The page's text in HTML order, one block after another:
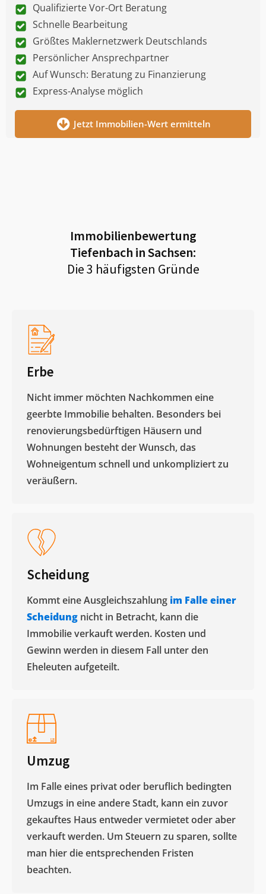
Qualifizierte Vor-Ort Beratung
Schnelle Bearbeitung
Größtes Maklernetzwerk Deutschlands
Persönlicher Ansprechpartner
Auf Wunsch: Beratung zu Finanzierung
Express-Analyse möglich
Jetzt Immobilien-Wert ermitteln
Immobilienbewertung
Tiefenbach in Sachsen:
Die 3 häufigsten Gründe
Erbe
Nicht immer möchten Nachkommen eine
geerbte Immobilie behalten. Besonders bei
renovierungsbedürftigen Häusern und
Wohnungen besteht der Wunsch, das
Wohneigentum schnell und unkompliziert zu
veräußern. ​
Scheidung
Kommt eine Ausgleichszahlung im Falle einer
Scheidung nicht in Betracht, kann die
Immobilie verkauft werden. Kosten und
Gewinn werden in diesem Fall unter den
Eheleuten aufgeteilt.​
Umzug
Im Falle eines privat oder beruflich bedingten
Umzugs in eine andere Stadt, kann ein zuvor
gekauftes Haus entweder vermietet oder aber
verkauft werden. Um Steuern zu sparen, sollte
man hier die entsprechenden Fristen
beachten.